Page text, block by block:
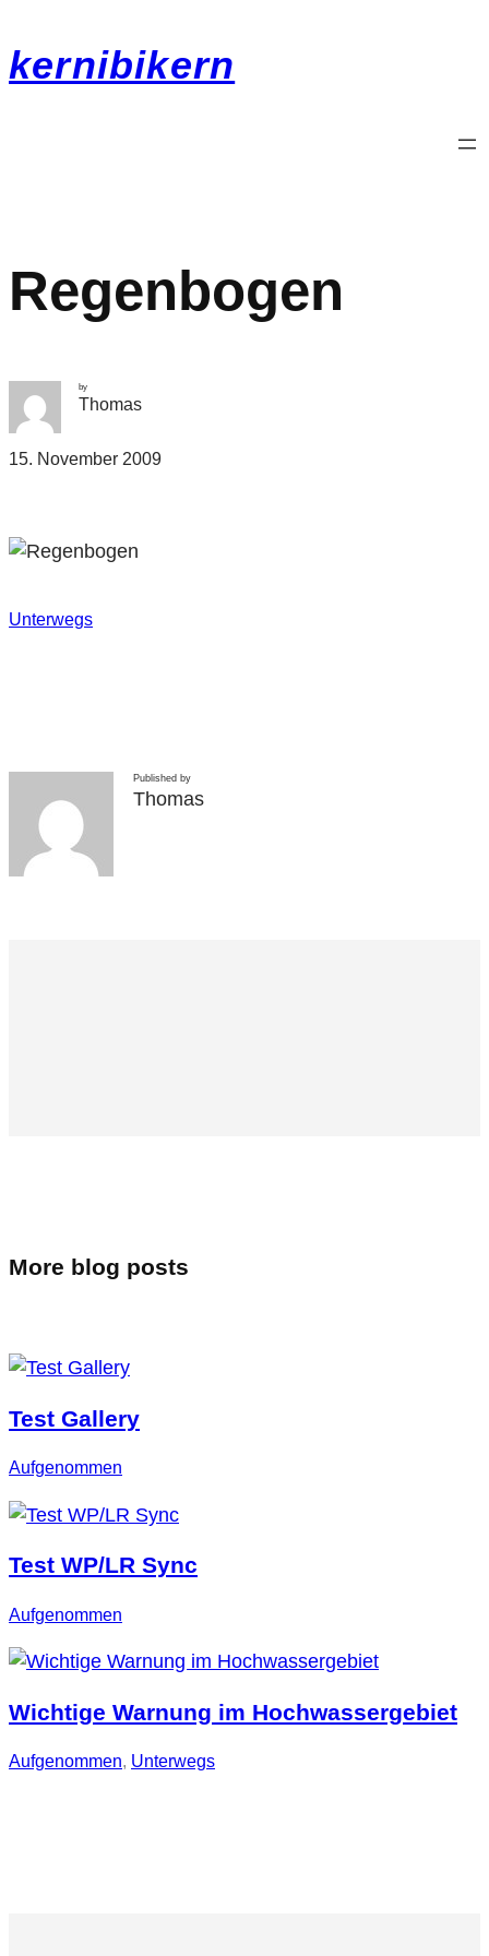
kernibikern
Regenbogen
by
Thomas
15. November 2009
Unterwegs
Published by
Thomas
More blog posts
Test Gallery
Aufgenommen
Test WP/LR Sync
Aufgenommen
Wichtige Warnung im Hochwassergebiet
Aufgenommen, Unterwegs